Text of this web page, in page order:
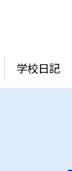
学校日記